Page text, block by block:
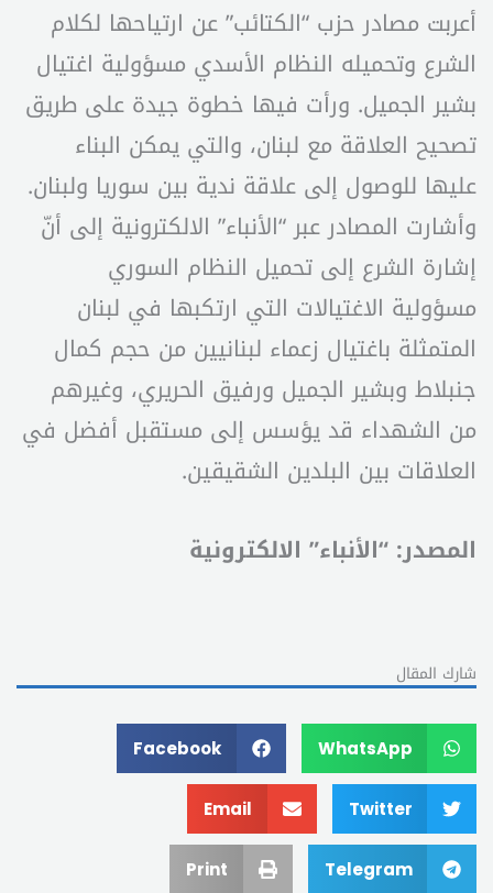
أعربت مصادر حزب “الكتائب” عن ارتياحها لكلام
الشرع وتحميله النظام الأسدي مسؤولية اغتيال
بشير الجميل. ورأت فيها خطوة جيدة على طريق
تصحيح العلاقة مع لبنان، والتي يمكن البناء
عليها للوصول إلى علاقة ندية بين سوريا ولبنان.
وأشارت المصادر عبر “الأنباء” الالكترونية إلى أنّ
إشارة الشرع إلى تحميل النظام السوري
مسؤولية الاغتيالات التي ارتكبها في لبنان
المتمثلة باغتيال زعماء لبنانيين من حجم كمال
جنبلاط وبشير الجميل ورفيق الحريري، وغيرهم
من الشهداء قد يؤسس إلى مستقبل أفضل في
العلاقات بين البلدين الشقيقين.
المصدر: “الأنباء” الالكترونية
شارك المقال
WhatsApp
Facebook
Twitter
Email
Telegram
Print